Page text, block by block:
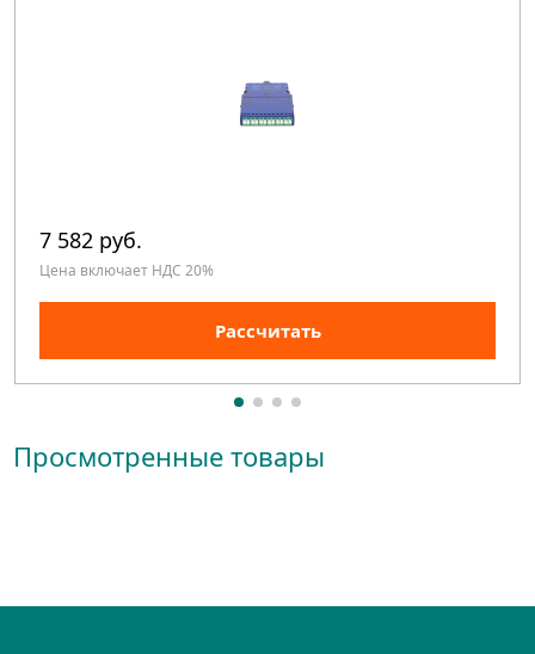
7 582 руб.
Цена включает НДС 20%
Рассчитать
Просмотренные товары